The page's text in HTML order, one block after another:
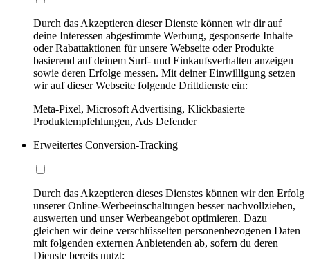
Durch das Akzeptieren dieser Dienste können wir dir auf
deine Interessen abgestimmte Werbung, gesponserte Inhalte
oder Rabattaktionen für unsere Webseite oder Produkte
basierend auf deinem Surf- und Einkaufsverhalten anzeigen
sowie deren Erfolge messen. Mit deiner Einwilligung setzen
wir auf dieser Webseite folgende Drittdienste ein:
Meta-Pixel, Microsoft Advertising, Klickbasierte
Produktempfehlungen, Ads Defender
Erweitertes Conversion-Tracking
Durch das Akzeptieren dieses Dienstes können wir den Erfolg
unserer Online-Werbeeinschaltungen besser nachvollziehen,
auswerten und unser Werbeangebot optimieren. Dazu
gleichen wir deine verschlüsselten personenbezogenen Daten
mit folgenden externen Anbietenden ab, sofern du deren
Dienste bereits nutzt: